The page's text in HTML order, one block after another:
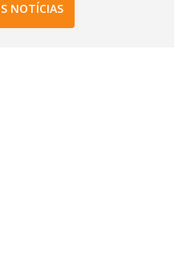
NOTÍCIAS